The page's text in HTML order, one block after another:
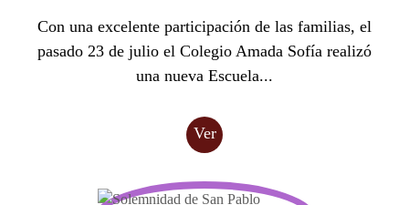
Con una excelente participación de las familias, el
pasado 23 de julio el Colegio Amada Sofía realizó
una nueva Escuela...
Ver